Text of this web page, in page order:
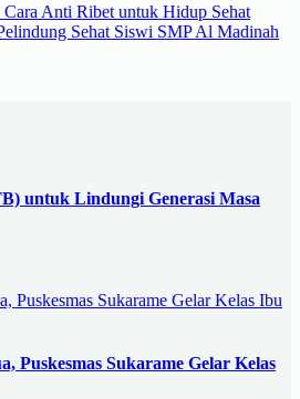
Anti Ribet untuk Hidup Sehat
Sehat Siswi SMP Al Madinah
untuk Lindungi Generasi Masa
Puskesmas Sukarame Gelar Kelas